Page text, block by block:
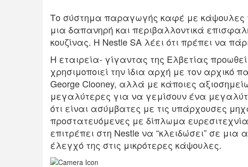
Το σύστημα παραγωγής καφέ με κάψουλες
μια δαπανηρή και περιβαλλοντικά
κουζίνας. Η Nestle SA λέει ότι πρέπει να
Η εταιρεία- γίγαντας της Ελβετίας
χρησιμοποιεί την ίδια αρχή με τον
George Clooney, αλλά με κάποιες
μεγαλύτερες για να γεμίσουν ένα
ότι είναι ασύμβατες με τις υπάρχουσες
προστατευόμενες με δίπλωμα
επιτρέπει στη Nestle να “κλειδώσει” σε
έλεγχό της στις μικρότερες κάψουλες.